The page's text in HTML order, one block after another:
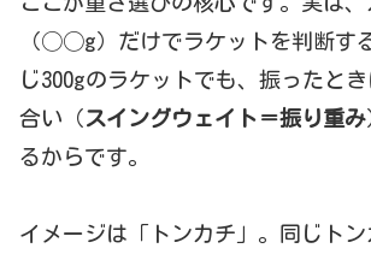
（◯◯g）だけでラケットを判断す
じ300gのラケットでも、振ったと
合い（スイングウェイト＝振り重み
るからです。
イメージは「トンカチ」。同じト